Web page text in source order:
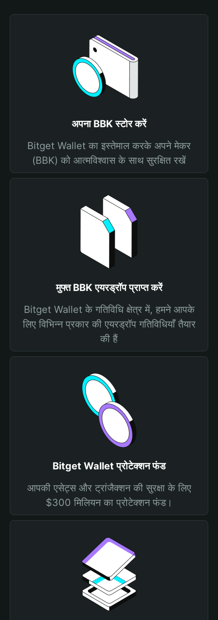
अपना BBK स्टोर करें
Bitget Wallet का इस्तेमाल करके अपने मेकर
(BBK) को आत्मविश्वास के साथ सुरक्षित रखें
मुफ्त BBK एयरड्रॉप प्राप्त करें
Bitget Wallet के गतिविधि क्षेत्र में, हमने आपके
लिए विभिन्न प्रकार की एयरड्रॉप गतिविधियाँ तैयार
की हैं
Bitget Wallet प्रोटेक्शन फंड
आपकी एसेट्स और ट्रांजैक्शन की सुरक्षा के लिए
$300 मिलियन का प्रोटेक्शन फंड।